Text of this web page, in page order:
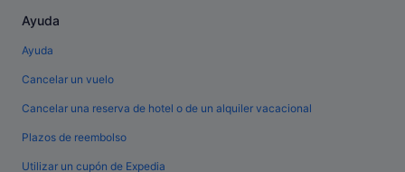
Ayuda
Ayuda
Cancelar un vuelo
Cancelar una reserva de hotel o de un alquiler vacacional
Plazos de reembolso
Utilizar un cupón de Expedia